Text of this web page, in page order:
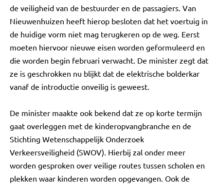
de veiligheid van de bestuurder en de passagiers. Van
Nieuwenhuizen heeft hierop besloten dat het voertuig in
de huidige vorm niet mag terugkeren op de weg. Eerst
moeten hiervoor nieuwe eisen worden geformuleerd en
die worden begin februari verwacht. De minister zegt dat
ze is geschrokken nu blijkt dat de elektrische bolderkar
vanaf de introductie onveilig is geweest.
De minister maakte ook bekend dat ze op korte termijn
gaat overleggen met de kinderopvangbranche en de
Stichting Wetenschappelijk Onderzoek
Verkeersveiligheid (SWOV). Hierbij zal onder meer
worden gesproken over veilige routes tussen scholen en
plekken waar kinderen worden opgevangen. Ook de